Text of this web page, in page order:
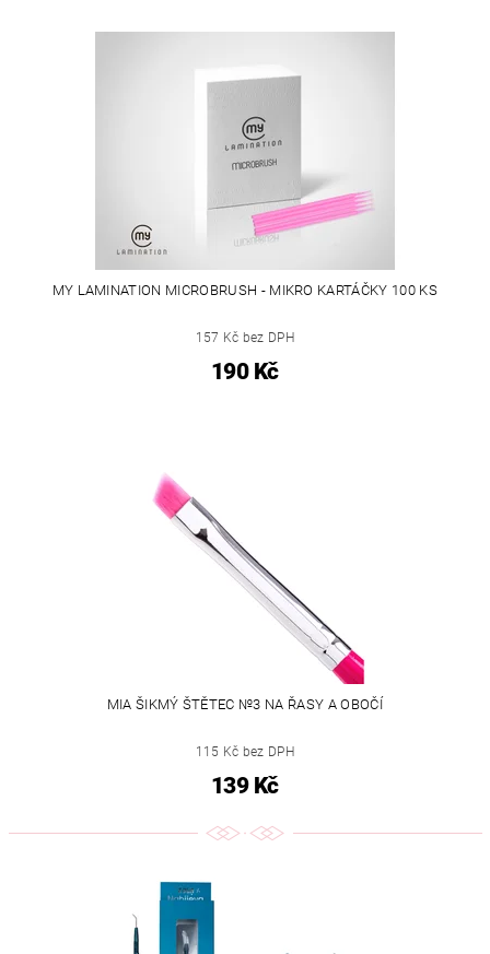
MY LAMINATION MICROBRUSH - MIKRO KARTÁČKY 100 KS
157 Kč bez DPH
190 Kč
MIA ŠIKMÝ ŠTĚTEC №3 NA ŘASY A OBOČÍ
115 Kč bez DPH
139 Kč